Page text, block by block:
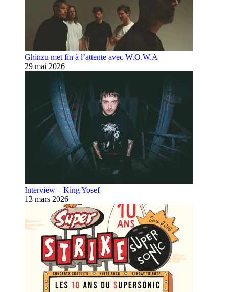
Ghinzu met fin à l’attente avec W.O.W.A
29 mai 2026
Interview – King Yosef
13 mars 2026